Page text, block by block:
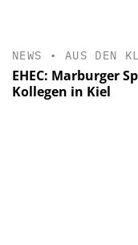
NEWS • AUS DEN
EHEC: Marburger
Kollegen in Kiel